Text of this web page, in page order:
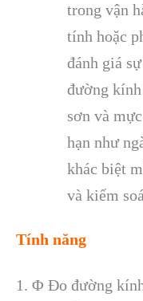
trong vận
tính hoặc
đánh giá
đường
sơn và
hạn như
khác biệt
và kiểm
Tính năng
1. Φ Đo đường